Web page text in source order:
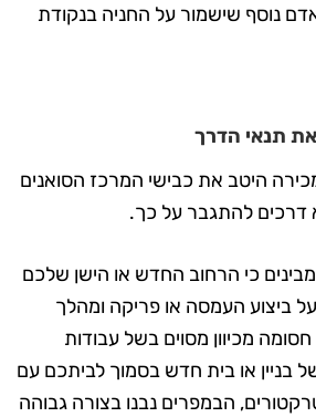
נוסף שישמור על החניה בנקודת
תנאי הדרך
היטב את כבישי המרכז הסואנים
דרכים להתגבר על כך.
כי הרחוב החדש או הישן שלכם
ביצוע העמסה או פריקה ומהלך
מכיוון מסוים בשל עבודות
בניין או בית חדש בסמוך לביתכם עם
הבמפרים נבנו בצורה גבוהה